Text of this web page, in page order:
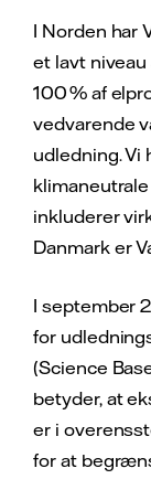
I Norden har
et lavt
100 % af
vedvarende
udledning. Vi
inkluderer
Danmark er
I september
for
(Science
betyder, at
er i
for at